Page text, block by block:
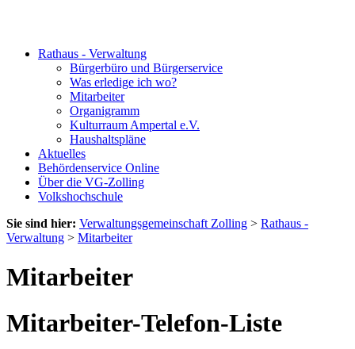
Rathaus - Verwaltung
Bürgerbüro und Bürgerservice
Was erledige ich wo?
Mitarbeiter
Organigramm
Kulturraum Ampertal e.V.
Haushaltspläne
Aktuelles
Behördenservice Online
Über die VG-Zolling
Volkshochschule
Sie sind hier: Verwaltungsgemeinschaft Zolling > Rathaus -
Verwaltung > Mitarbeiter
Mitarbeiter
Mitarbeiter-Telefon-Liste